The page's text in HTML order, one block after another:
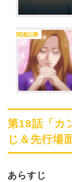
関連記事
第18話「
じ＆先行場
あらすじ